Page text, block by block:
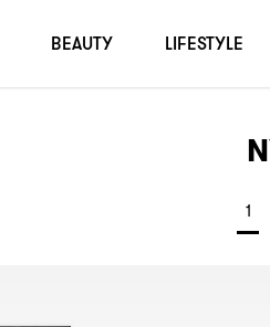
1
BEAUTY LIFESTYLE